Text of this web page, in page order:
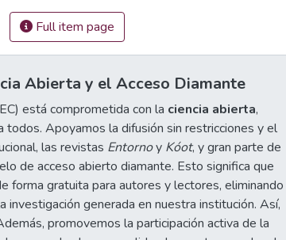
Full item page
Abierta y el Acceso Diamante
está comprometida con la ciencia abierta,
todos. Apoyamos la difusión sin restricciones y el
las revistas Entornoy Kóot, y gran parte de
de acceso abierto diamante. Esto significa que
forma gratuita para autores y lectores, eliminando
generada en nuestra institución. Así,
promovemos la participación activa de la